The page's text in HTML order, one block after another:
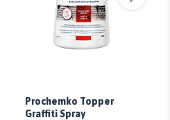
Prochemko Topper
Graffiti Spray